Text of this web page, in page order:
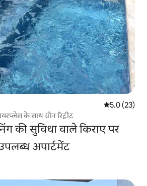
औसत रेटिंग 5
5.0 (23)
के साथ ग्रीन रिट्रीट
की सुविधा वाले किराए पर
अपार्टमेंट